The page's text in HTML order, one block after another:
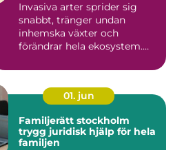
Invasiva arter sprider sig
snabbt, tränger undan
inhemska växter och
förändrar hela ekosystem.
01. jun
Familjerätt stockholm
trygg juridisk hjälp för hela
familjen